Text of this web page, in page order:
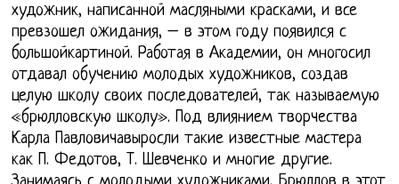
художник, написанной масляными красками, и все
превзошел ожидания, – в этом году появился с
большойкартиной. Работая в Академии, он многосил
отдавал обучению молодых художников, создав
целую школу своих последователей, так называемую
«брюлловскую школу». Под влиянием творчества
Карла Павловичавыросли такие известные мастера
как П. Федотов, Т. Шевченко и многие другие.